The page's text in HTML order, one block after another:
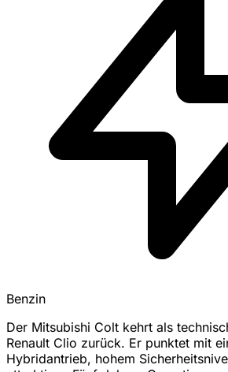
Benzin
Der Mitsubishi Colt kehrt als
Renault Clio zurück. Er punktet mit
Hybridantrieb, hohem